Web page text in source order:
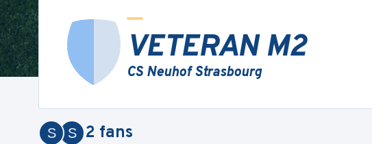
VETERAN M2
CS Neuhof Strasbourg
S
S 2 fans